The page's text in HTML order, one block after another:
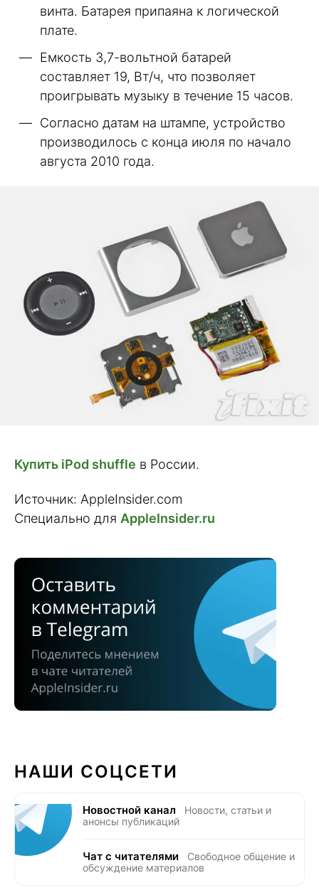
винта. Батарея припаяна к логической
плате.
Емкость 3,7-вольтной батарей
составляет 19, Вт/ч, что позволяет
проигрывать музыку в течение 15 часов.
Согласно датам на штампе, устройство
производилось с конца июля по начало
августа 2010 года.
Купить iPod shuffle в России.
Источник: AppleInsider.com
Специально для AppleInsider.ru
НАШИ СОЦСЕТИ
Новостной канал
Новости, статьи и
анонсы публикаций
Чат с читателями
Свободное общение и
обсуждение материалов